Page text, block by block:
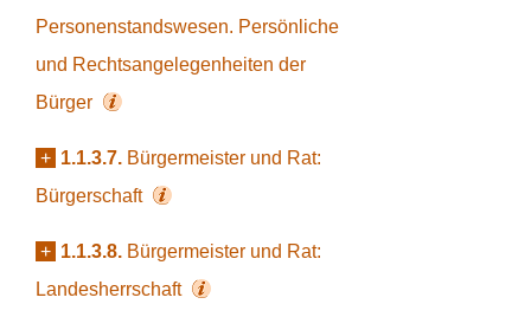
Personenstandswesen. Persönliche
und Rechtsangelegenheiten der
Bürger
+ 1.1.3.7. Bürgermeister und Rat:
Bürgerschaft
+ 1.1.3.8. Bürgermeister und Rat:
Landesherrschaft